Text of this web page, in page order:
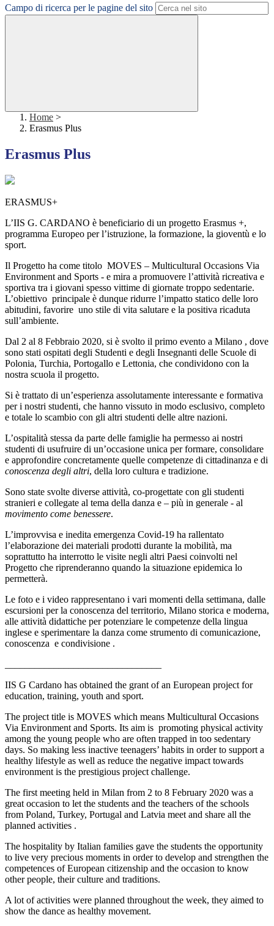
Campo di ricerca per le pagine del sito
Home >
Erasmus Plus
Erasmus Plus
ERASMUS+
L’IIS G. CARDANO è beneficiario di un progetto Erasmus +,
programma Europeo per l’istruzione, la formazione, la gioventù e lo
sport.
Il Progetto ha come titolo MOVES – Multicultural Occasions Via
Environment and Sports - e mira a promuovere l’attività ricreativa e
sportiva tra i giovani spesso vittime di giornate troppo sedentarie.
L’obiettivo principale è dunque ridurre l’impatto statico delle loro
abitudini, favorire uno stile di vita salutare e la positiva ricaduta
sull’ambiente.
Dal 2 al 8 Febbraio 2020, si è svolto il primo evento a Milano , dove
sono stati ospitati degli Studenti e degli Insegnanti delle Scuole di
Polonia, Turchia, Portogallo e Lettonia, che condividono con la
nostra scuola il progetto.
Si è trattato di un’esperienza assolutamente interessante e formativa
per i nostri studenti, che hanno vissuto in modo esclusivo, completo
e totale lo scambio con gli altri studenti delle altre nazioni.
L’ospitalità stessa da parte delle famiglie ha permesso ai nostri
studenti di usufruire di un’occasione unica per formare, consolidare
e approfondire concretamente quelle competenze di cittadinanza e di
conoscenza degli altri, della loro cultura e tradizione.
Sono state svolte diverse attività, co-progettate con gli studenti
stranieri e collegate al tema della danza e – più in generale - al
movimento come benessere.
L’improvvisa e inedita emergenza Covid-19 ha rallentato
l’elaborazione dei materiali prodotti durante la mobilità, ma
soprattutto ha interrotto le visite negli altri Paesi coinvolti nel
Progetto che riprenderanno quando la situazione epidemica lo
permetterà.
Le foto e i video rappresentano i vari momenti della settimana, dalle
escursioni per la conoscenza del territorio, Milano storica e moderna,
alle attività didattiche per potenziare le competenze della lingua
inglese e sperimentare la danza come strumento di comunicazione,
conoscenza e condivisione .
IIS G Cardano has obtained the grant of an European project for
education, training, youth and sport.
The project title is MOVES which means Multicultural Occasions
Via Environment and Sports. Its aim is promoting physical activity
among the young people who are often trapped in too sedentary
days. So making less inactive teenagers’ habits in order to support a
healthy lifestyle as well as reduce the negative impact towards
environment is the prestigious project challenge.
The first meeting held in Milan from 2 to 8 February 2020 was a
great occasion to let the students and the teachers of the schools
from Poland, Turkey, Portugal and Latvia meet and share all the
planned activities .
The hospitality by Italian families gave the students the opportunity
to live very precious moments in order to develop and strengthen the
competences of European citizenship and the occasion to know
other people, their culture and traditions.
A lot of activities were planned throughout the week, they aimed to
show the dance as healthy movement.